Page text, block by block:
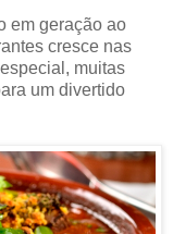
em geração ao
cresce nas
muitas
um divertido